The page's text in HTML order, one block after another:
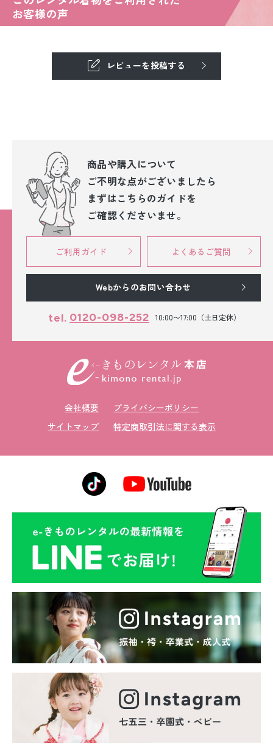
お客様の声
レビューを投稿する
商品や購入について
ご不明な点がございましたら
まずはこちらのガイドを
ご確認くださいませ。
ご利用ガイド よくあるご質問
Webからのお問い合わせ
tel. 0120-098-252 10:00〜17:00（土日定休）
会社概要
プライバシーポリシー
サイトマップ
特定商取引法に関する表示